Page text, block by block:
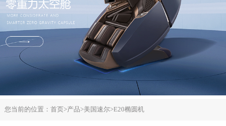
产品
动态
联系
您当前的位置： 首页>产品>美国速尔>E20椭圆机